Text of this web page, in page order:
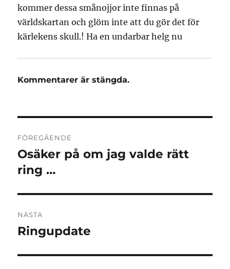
kommer dessa smånojjor inte finnas på
världskartan och glöm inte att du gör det för
kärlekens skull.! Ha en undarbar helg nu
Kommentarer är stängda.
FÖREGÅENDE
Föregående
inlägg:
Osäker på om jag valde rätt
ring …
NÄSTA
Nästa
Ringupdate